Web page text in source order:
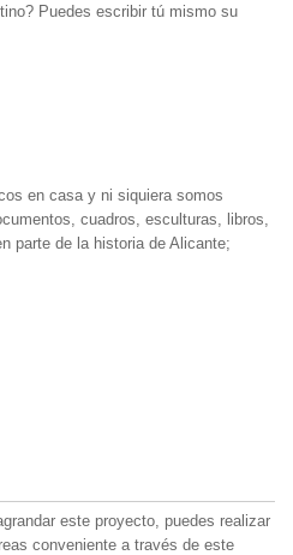
Puedes escribir tú mismo su
en casa y ni siquiera somos
cuadros, esculturas, libros,
parte de la historia de Alicante;
este proyecto, puedes realizar
conveniente a través de este